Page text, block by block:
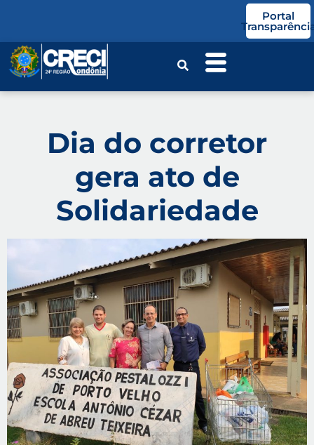
Portal
Dia do corretor
gera ato de
Solidariedade